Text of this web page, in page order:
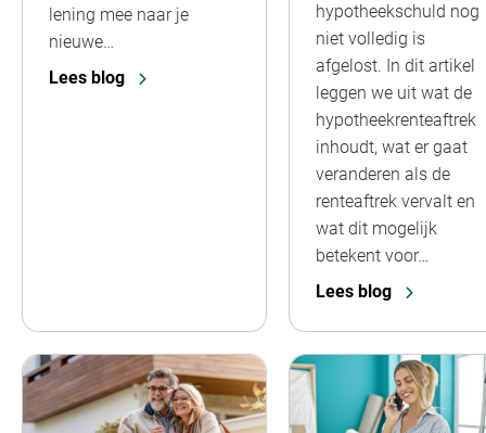
lening mee naar je
nieuwe…
Lees blog
hypotheekschuld nog
niet volledig is
afgelost. In dit artikel
leggen we uit wat de
hypotheekrenteaftrek
inhoudt, wat er gaat
veranderen als de
renteaftrek vervalt en
wat dit mogelijk
betekent voor…
Lees blog